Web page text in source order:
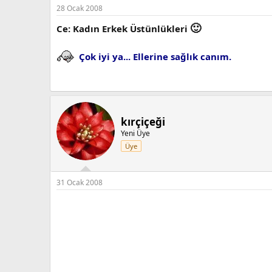
28 Ocak 2008
Ce: Kadın Erkek Üstünlükleri 🙂
Çok iyi ya... Ellerine sağlık canım.
kırçiçeği
Yeni Üye
Üye
31 Ocak 2008